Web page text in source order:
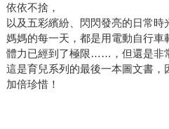
依依不捨，
以及五彩繽紛、閃閃發亮的日常時
媽媽的每一天，都是用電動自行車
體力已經到了極限……，但還是非
這是育兒系列的最後一本圖文書
加倍珍惜！